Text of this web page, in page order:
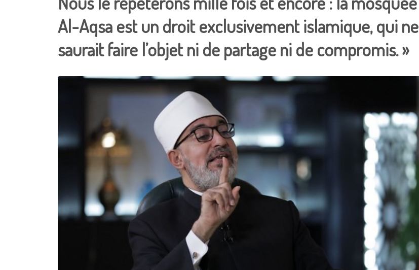
Al-Aqsa est un droit exclusivement islamique, qui ne
saurait faire l’objet ni de partage ni de compromis. »